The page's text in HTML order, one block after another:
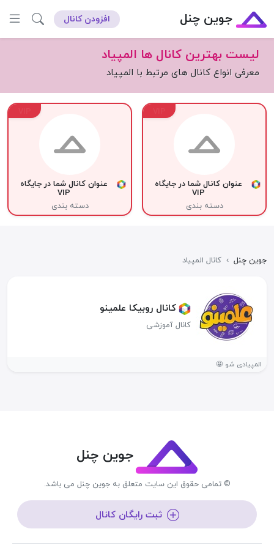
جوین چنل افزودن کانال
لیست بهترین کانال ها المپیاد
معرفی انواع کانال های مرتبط با المپیاد
عنوان کانال شما در جایگاه
VIP
دسته بندی
عنوان کانال شما در جایگاه
VIP
دسته بندی
جوین چنل › کانال المپیاد
کانال روبیکا علمینو
کانال آموزشی
المپیادی شو 🤩
جوین چنل
© تمامی حقوق این سایت متعلق به جوین چنل می باشد.
ثبت رایگان کانال